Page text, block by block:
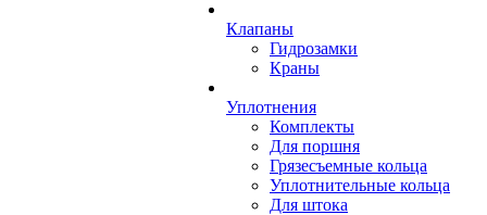
Клапаны
Гидрозамки
Краны
Уплотнения
Комплекты
Для поршня
Грязесъемные кольца
Уплотнительные кольца
Для штока